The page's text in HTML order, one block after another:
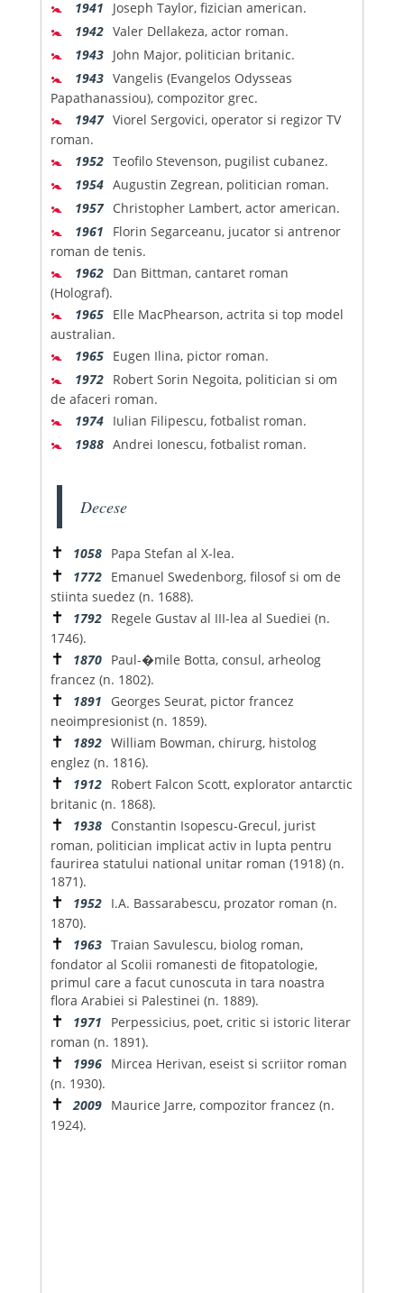
🚼 1941 Joseph Taylor, fizician american.
🚼 1942 Valer Dellakeza, actor roman.
🚼 1943 John Major, politician britanic.
🚼 1943 Vangelis (Evangelos Odysseas
Papathanassiou), compozitor grec.
🚼 1947 Viorel Sergovici, operator si regizor TV
roman.
🚼 1952 Teofilo Stevenson, pugilist cubanez.
🚼 1954 Augustin Zegrean, politician roman.
🚼 1957 Christopher Lambert, actor american.
🚼 1961
Florin Segarceanu, jucator si antrenor
roman de tenis.
🚼 1962 Dan Bittman, cantaret roman
(Holograf).
🚼 1965 Elle MacPhearson, actrita si top model
australian.
🚼 1965 Eugen Ilina, pictor roman.
🚼 1972 Robert Sorin Negoita, politician si om
de afaceri roman.
🚼 1974 Iulian Filipescu, fotbalist roman.
🚼 1988 Andrei Ionescu, fotbalist roman.
Decese
✝ 1058 Papa Stefan al X-lea.
✝ 1772 Emanuel Swedenborg, filosof si om de
stiinta suedez (n. 1688).
✝ 1792 Regele Gustav al III-lea al Suediei (n.
1746).
✝ 1870 Paul-�mile Botta, consul, arheolog
francez (n. 1802).
✝ 1891
Georges Seurat, pictor francez
neoimpresionist (n. 1859).
✝ 1892 William Bowman, chirurg, histolog
englez (n. 1816).
✝ 1912 Robert Falcon Scott, explorator antarctic
britanic (n. 1868).
✝ 1938 Constantin Isopescu-Grecul, jurist
roman, politician implicat activ in lupta pentru
faurirea statului national unitar roman (1918) (n.
1871).
✝ 1952 I.A. Bassarabescu, prozator roman (n.
1870).
✝ 1963 Traian Savulescu, biolog roman,
fondator al Scolii romanesti de fitopatologie,
primul care a facut cunoscuta in tara noastra
flora Arabiei si Palestinei (n. 1889).
✝ 1971
Perpessicius, poet, critic si istoric literar
roman (n. 1891).
✝ 1996 Mircea Herivan, eseist si scriitor roman
(n. 1930).
✝ 2009 Maurice Jarre, compozitor francez (n.
1924).